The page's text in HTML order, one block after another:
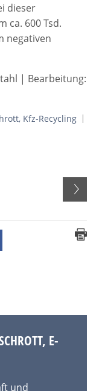
dieser
ca. 600 Tsd.
negativen
| Bearbeitung:
Kfz-Recycling
E-
und